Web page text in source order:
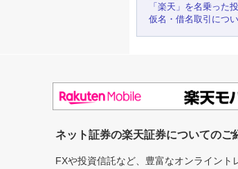
「楽天」を名乗った
仮名・借名取引につ
ネット証券の楽天証券についてのご
FXや投資信託など、豊富なオンライン